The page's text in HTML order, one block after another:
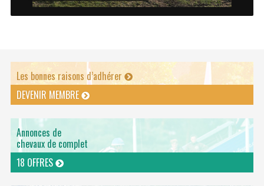
Les bonnes raisons d’adhérer
DEVENIR MEMBRE
Annonces de
chevaux de complet
18 OFFRES